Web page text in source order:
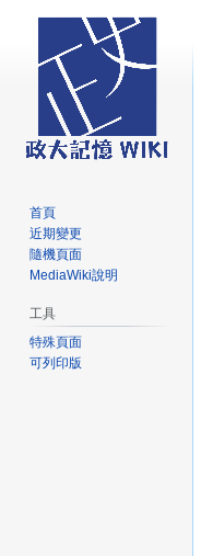
首頁
近期變更
隨機頁面
MediaWiki說明
工具
特殊頁面
可列印版